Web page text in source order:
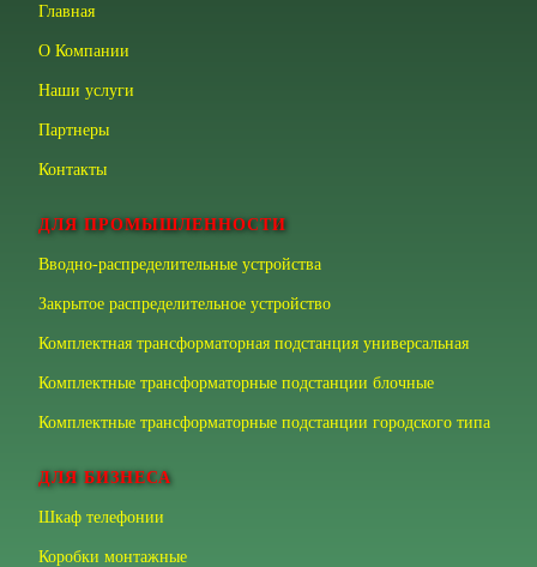
Главная
О Компании
Наши услуги
Партнеры
Контакты
ДЛЯ ПРОМЫШЛЕННОСТИ
Вводно-распределительные устройства
Закрытое распределительное устройство
Комплектная трансформаторная подстанция универсальная
Комплектные трансформаторные подстанции блочные
Комплектные трансформаторные подстанции городского типа
ДЛЯ БИЗНЕСА
Шкаф телефонии
Коробки монтажные